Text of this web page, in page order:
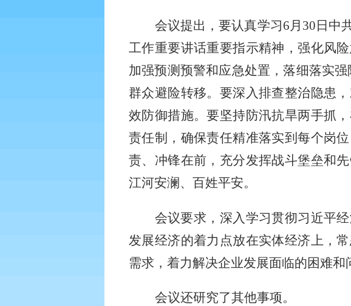
会议提出 ，要认真学习6月30日中
工作重要讲话重要指示精神，强化风
加强预测预警和应急处置，落细落实
群众避险转移。要深入排查整治隐患
效防御措施。要坚持防汛抗旱两手抓
责任制，确保责任精准落实到每个岗
责、冲锋在前，充分发挥战斗堡垒和
江河安澜、百姓平安。
会议要求 ， 深入学习贯彻习近平
发展经济的着力点放在实体经济上，
需求，着力解决企业发展面临的困难和
会议还研究了其他事项。